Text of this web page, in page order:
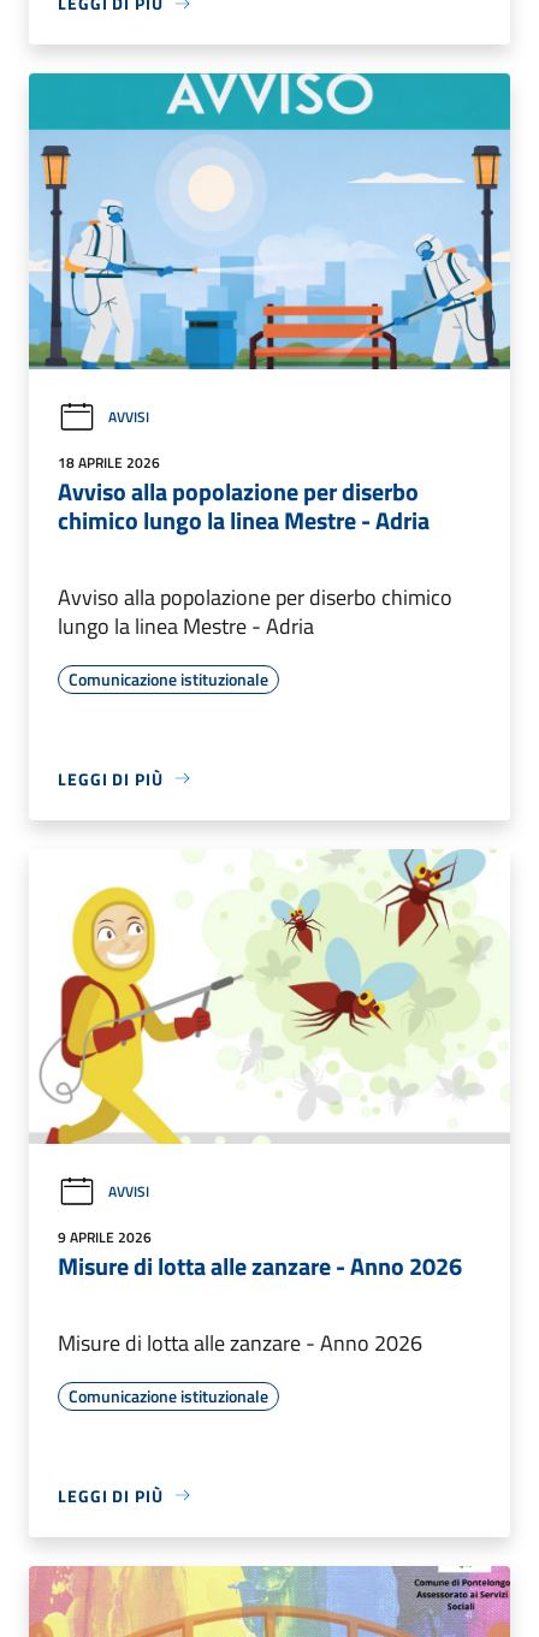
AVVISI
18 APRILE 2026
Avviso alla popolazione per diserbo
chimico lungo la linea Mestre - Adria
Avviso alla popolazione per diserbo chimico
lungo la linea Mestre - Adria
Comunicazione istituzionale
LEGGI DI PIÙ
AVVISI
9 APRILE 2026
Misure di lotta alle zanzare - Anno 2026
Misure di lotta alle zanzare - Anno 2026
Comunicazione istituzionale
LEGGI DI PIÙ